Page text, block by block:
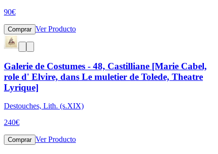
90€
Comprar Ver Producto
Galerie de Costumes - 48, Castilliane [Marie Cabel,
role d' Elvire, dans Le muletier de Tolede, Theatre
Lyrique]
Destouches, Lith. (s.XIX)
240€
Comprar Ver Producto